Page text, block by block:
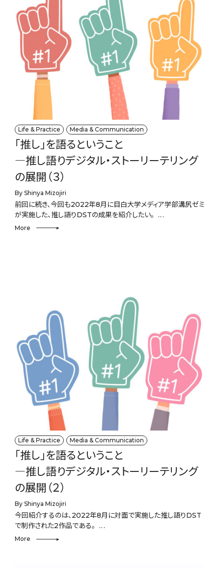
Life & Practice Media & Communication
「推し」を語るということ
―推し語りデジタル・ストーリーテリング
の展開（３）
By Shinya Mizojiri
前回に続き、今回も2022年8月に目白大学メディア学部溝尻ゼミ
が実施した、推し語りDSTの成果を紹介したい。
More
Life & Practice Media & Communication
「推し」を語るということ
―推し語りデジタル・ストーリーテリング
の展開（２）
By Shinya Mizojiri
今回紹介するのは、2022年8月に対面で実施した推し語りDST
で制作された2作品である。
More